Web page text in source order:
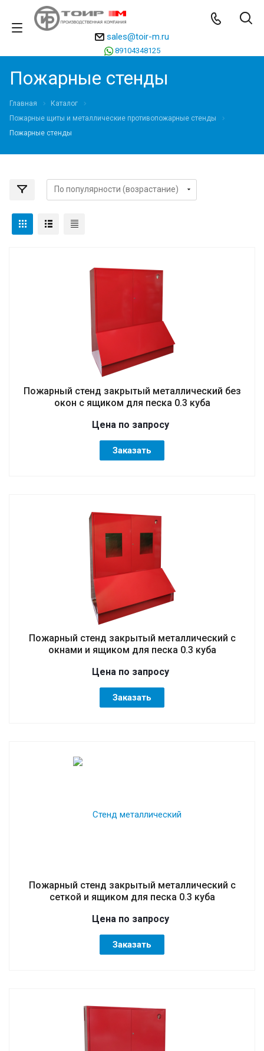
sales@toir-m.ru
89104348125
Пожарные стенды
Главная
Каталог
Пожарные щиты и металлические противопожарные стенды
Пожарные стенды
Пожарный стенд закрытый металлический без
окон с ящиком для песка 0.3 куба
Цена по запросу
Заказать
Пожарный стенд закрытый металлический с
окнами и ящиком для песка 0.3 куба
Цена по запросу
Заказать
Пожарный стенд закрытый металлический с
сеткой и ящиком для песка 0.3 куба
Цена по запросу
Заказать